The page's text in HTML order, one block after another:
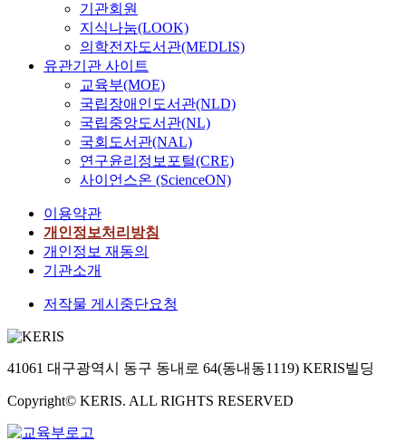
기관회원
지식나눔(LOOK)
의학전자도서관(MEDLIS)
유관기관 사이트
교육부(MOE)
국립장애인도서관(NLD)
국립중앙도서관(NL)
국회도서관(NAL)
연구윤리정보포털(CRE)
사이언스온 (ScienceON)
이용약관
개인정보처리방침
개인정보 재동의
기관소개
저작물 게시중단요청
41061 대구광역시 동구 동내로 64(동내동1119) KERIS빌딩
Copyright© KERIS. ALL RIGHTS RESERVED